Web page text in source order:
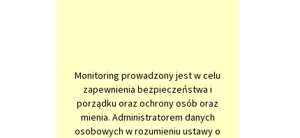
Monitoring prowadzony jest w celu
zapewnienia bezpieczeństwa i
porządku oraz ochrony osób oraz
mienia. Administratorem danych
osobowych w rozumieniu ustawy o